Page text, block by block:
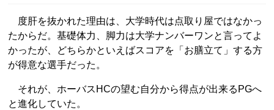
度肝を抜かれた理由は、大学時代は点取り屋ではなかっ
たからだ。基礎体力、脚力は大学ナンバーワンと言ってよ
かったが、どちらかといえばスコアを「お膳立て」する方
が得意な選手だった。
それが、ホーバスHCの望む自分から得点が出来るPGへ
と進化していた。